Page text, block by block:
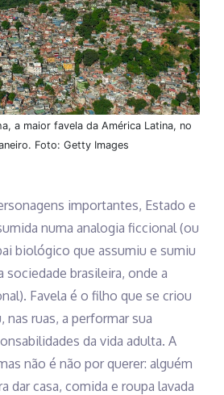
a maior favela da América Latina, no
Foto: Getty Images
importantes, Estado e
numa analogia ficcional (ou
biológico que assumiu e sumiu
sociedade brasileira, onde a
Favela é o filho que se criou
nas ruas, a performar sua
da vida adulta. A
não é não por querer: alguém
dar casa, comida e roupa lavada